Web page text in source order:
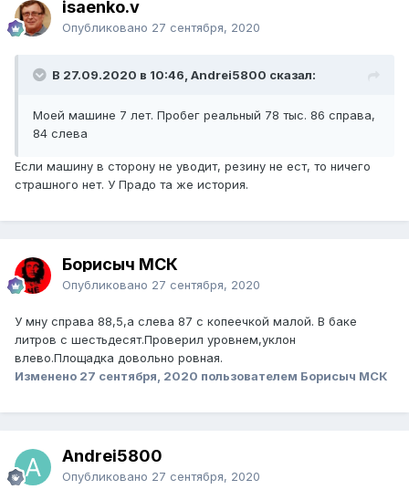
isaenko.v
Опубликовано 27 сентября, 2020
В 27.09.2020 в 10:46, Andrei5800 сказал:
Моей машине 7 лет. Пробег реальный 78 тыс. 86 справа,
84 слева
Если машину в сторону не уводит, резину не ест, то ничего
страшного нет. У Прадо та же история.
Борисыч МСК
Опубликовано 27 сентября, 2020
У мну справа 88,5,а слева 87 с копеечкой малой. В баке
литров с шестьдесят.Проверил уровнем,уклон
влево.Площадка довольно ровная.
Изменено 27 сентября, 2020 пользователем Борисыч МСК
Andrei5800
Опубликовано 27 сентября, 2020